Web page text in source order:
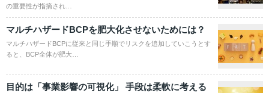
の重要性が指摘され…
マルチハザードBCPを肥大化させないためには？
マルチハザードBCPに従来と同じ手順でリスクを追加していこうとす
ると、BCP全体が肥大…
目的は「事業影響の可視化」 手段は柔軟に考える